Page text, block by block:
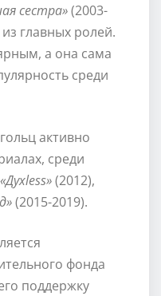
сестра»(2003-
главных ролей.
а она сама
среди
активно
среди
«Духless»(2012),
(2015-2019).
фонда
поддержку